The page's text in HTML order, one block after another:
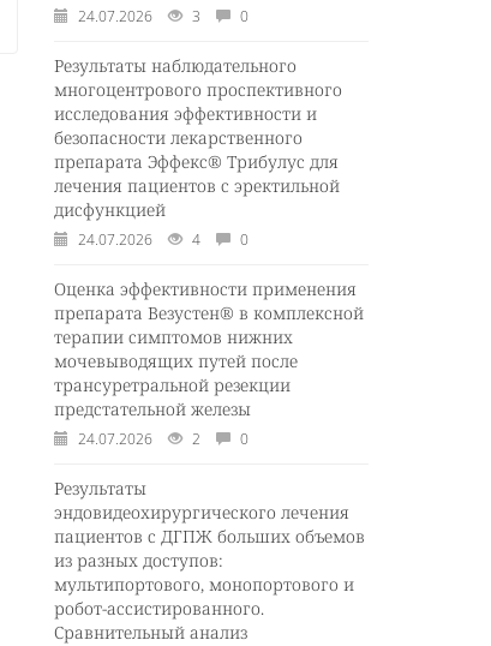
24.07.2026 3 0
Результаты наблюдательного
многоцентрового проспективного
исследования эффективности и
безопасности лекарственного
препарата Эффекс® Трибулус для
лечения пациентов с эректильной
дисфункцией
24.07.2026 4 0
Оценка эффективности применения
препарата Везустен® в комплексной
терапии симптомов нижних
мочевыводящих путей после
трансуретральной резекции
предстательной железы
24.07.2026 2 0
Результаты
эндовидеохирургического лечения
пациентов с ДГПЖ больших объемов
из разных доступов:
мультипортового, монопортового и
робот-ассистированного.
Сравнительный анализ